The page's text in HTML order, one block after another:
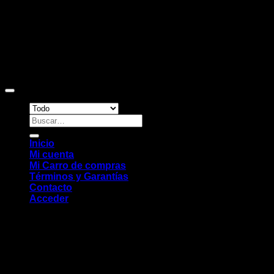
Buscar
por:
Inicio
Mi cuenta
Mi Carro de compras
Términos y Garantías
Contacto
Acceder